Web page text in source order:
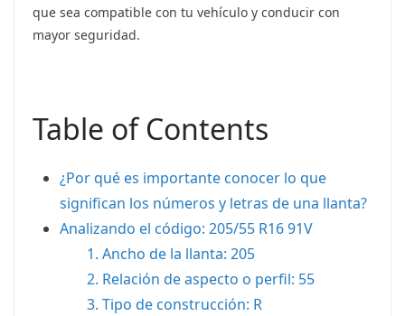
que sea compatible con tu vehículo y conducir con
mayor seguridad.
Table of Contents
¿Por qué es importante conocer lo que
significan los números y letras de una llanta?
Analizando el código: 205/55 R16 91V
1. Ancho de la llanta: 205
2. Relación de aspecto o perfil: 55
3. Tipo de construcción: R